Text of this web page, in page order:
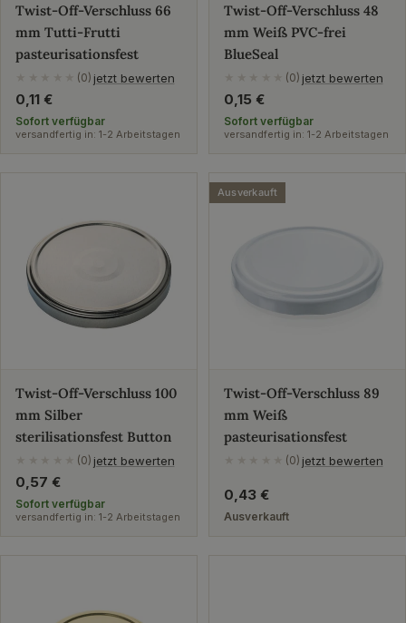
Twist-Off-Verschluss 66
mm Tutti-Frutti
pasteurisationsfest
(0) jetzt bewerten
Regulärer
Preis
0,11 €
Sofort verfügbar
versandfertig in: 1-2 Arbeitstagen
Twist-Off-Verschluss 48
mm Weiß PVC-frei
BlueSeal
(0) jetzt bewerten
Regulärer
Preis
0,15 €
Sofort verfügbar
versandfertig in: 1-2 Arbeitstagen
Twist-Off-Verschluss 100
mm Silber
sterilisationsfest Button
(0) jetzt bewerten
Regulärer
Preis
0,57 €
Sofort verfügbar
versandfertig in: 1-2 Arbeitstagen
Ausverkauft
Twist-Off-Verschluss 89
mm Weiß
pasteurisationsfest
(0) jetzt bewerten
Regulärer
Preis
0,43 €
Ausverkauft